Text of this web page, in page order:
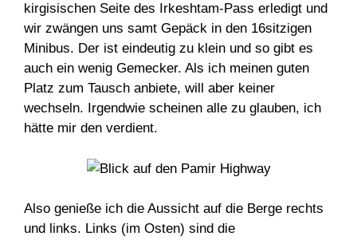
kirgisischen Seite des Irkeshtam-Pass erledigt und
wir zwängen uns samt Gepäck in den 16sitzigen
Minibus. Der ist eindeutig zu klein und so gibt es
auch ein wenig Gemecker. Als ich meinen guten
Platz zum Tausch anbiete, will aber keiner
wechseln. Irgendwie scheinen alle zu glauben, ich
hätte mir den verdient.
Also genieße ich die Aussicht auf die Berge rechts
und links. Links (im Osten) sind die